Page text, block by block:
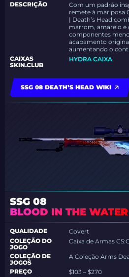
DESCRIÇÃO
Com um padrão
remete à mariposa
| Death’s Head
marrom, amarelo e
componentes
acabamento
aumentando o
CAIXAS
SKIN.CLUB
HYDRA CAIXA
SSG 08 DEATH’S HEAD WIKI
SSG 08
BLOOD IN THE WATER
QUALIDADE
Covert
COLEÇÃO DO
JOGO
Caixa de Armas
COLEÇÃO DE
JOGOS
A Coleção Arms
PREÇO
$103 – $270